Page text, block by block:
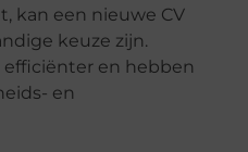
kan een nieuwe CV
keuze zijn.
efficiënter en hebben
en